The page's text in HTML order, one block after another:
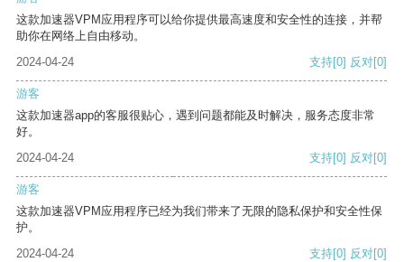
这款加速器VPM应用程序可以给你提供最高速度和安全性的连接，并帮
助你在网络上自由移动。
2024-04-24
支持[0] 反对[0]
游客
这款加速器app的客服很贴心，遇到问题都能及时解决，服务态度非常
好。
2024-04-24
支持[0] 反对[0]
游客
这款加速器VPM应用程序已经为我们带来了无限的隐私保护和安全性保
护。
2024-04-24
支持[0] 反对[0]